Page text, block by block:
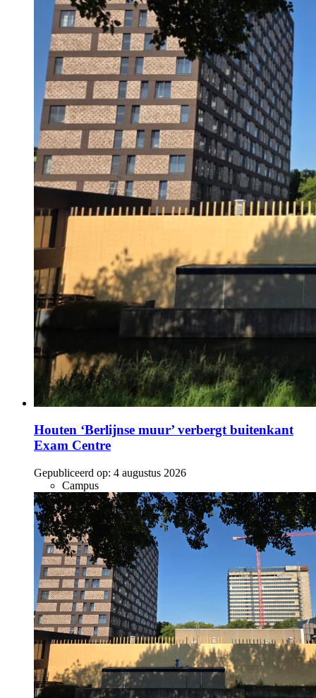
Houten ‘Berlijnse muur’ verbergt buitenkant
Exam Centre
Gepubliceerd op: 4 augustus 2026
Campus